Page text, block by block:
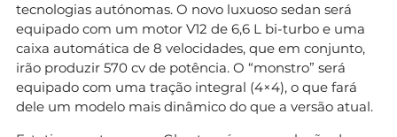
tecnologias autónomas. O novo luxuoso sedan será
equipado com um motor V12 de 6,6 L bi-turbo e uma
caixa automática de 8 velocidades, que em conjunto,
irão produzir 570 cv de potência. O “monstro” será
equipado com uma tração integral (4×4), o que fará
dele um modelo mais dinâmico do que a versão atual.